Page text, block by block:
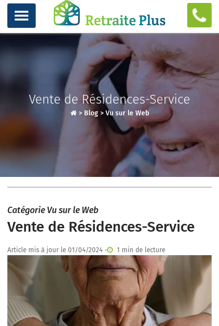
Vente de Résidences-Service
> Blog> Vu sur le Web
Catégorie Vu sur le Web
Vente de Résidences-Service
Article mis à jour le 01/04/2024 - 1 min de lecture